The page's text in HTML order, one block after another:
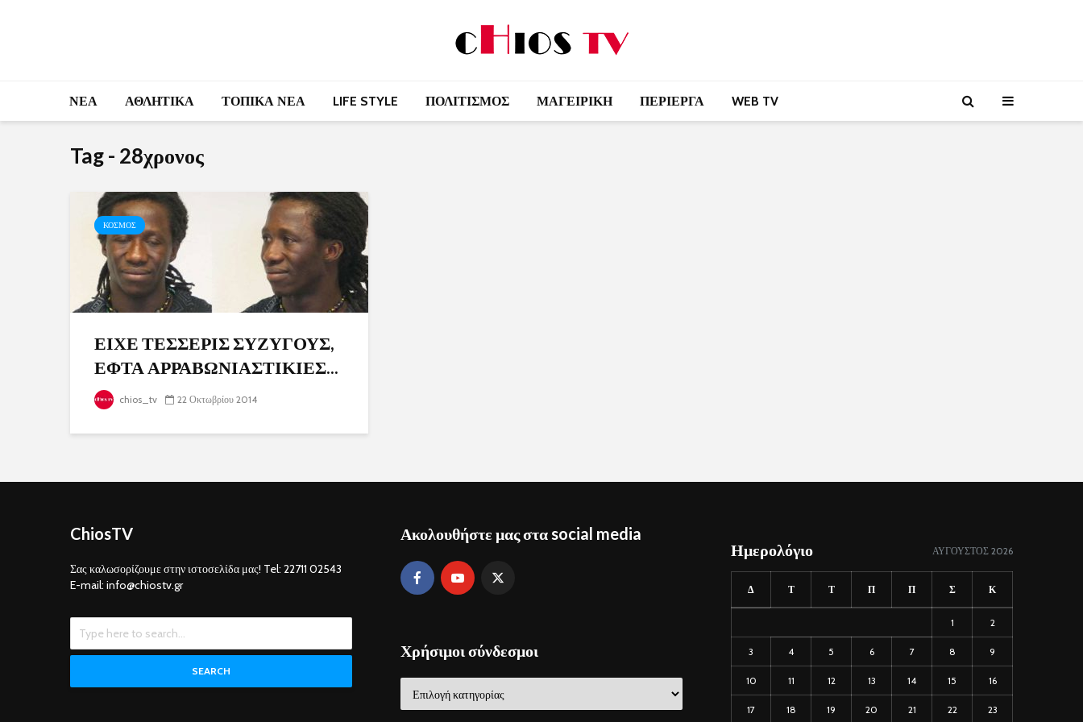
ΝΕΑ ΑΘΛΗΤΙΚΑ ΤΟΠΙΚΑ ΝΕΑ LIFE STYLE ΠΟΛΙΤΙΣΜΟΣ ΜΑΓΕΙΡΙΚΗ ΠΕΡΙΕΡΓΑ WEB TV
Tag - 28χρονος
ΚΟΣΜΟΣ
ΕΙΧΕ ΤΕΣΣΕΡΙΣ ΣΥΖΥΓΟΥΣ,
ΕΦΤΑ ΑΡΡΑΒΩΝΙΑΣΤΙΚΙΕΣ...
chios_tv 22 Οκτωβρίου 2014
ChiosTV
Σας καλωσορίζουμε στην ιστοσελίδα μας! Tel: 22711 02543
E-mail: info@chiostv.gr
SEARCH
Ακολουθήστε μας στα social media
Χρήσιμοι σύνδεσμοι
σύνδεσμοι
Ημερολόγιο ΑΎΓΟΥΣΤΟΣ 2026
Δ Τ Τ Π Π Σ Κ
1 2
3 4 5 6 7 8 9
10 11 12 13 14 15 16
17 18 19 20 21 22 23